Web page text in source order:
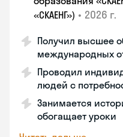
«СКАЕНГ») • 2026 г.
Получил высшее
международных
Проводил
людей с
Занимается
обогащает уроки